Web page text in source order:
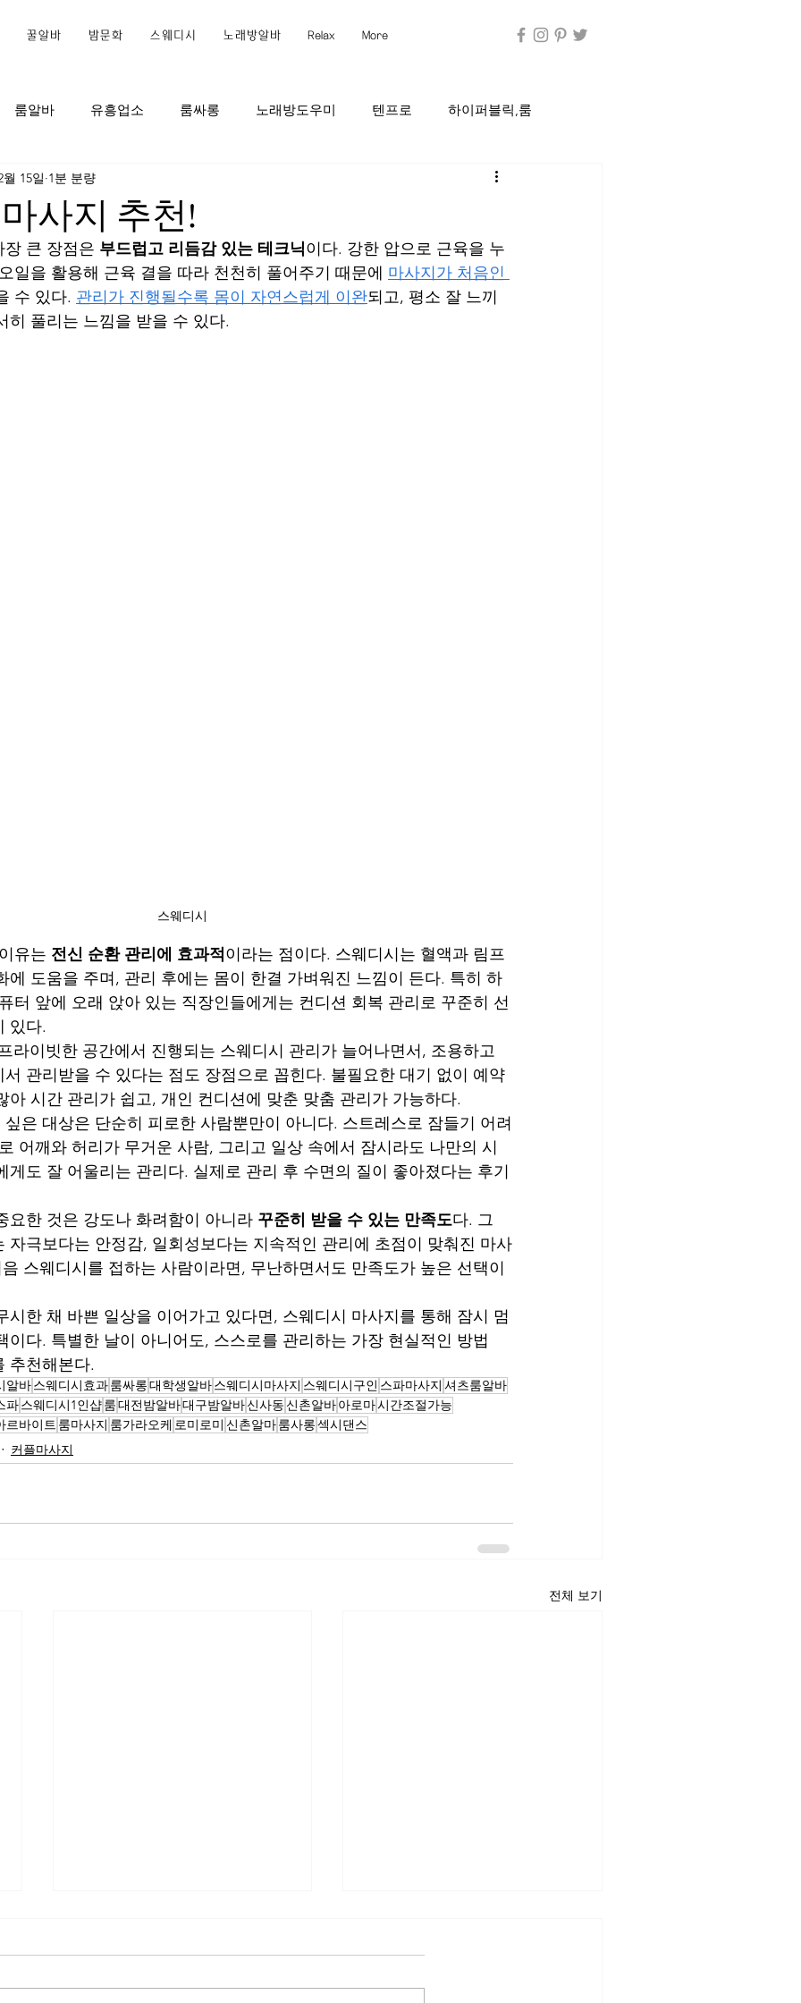
꿀알바 밤문화 스웨디시 노래방알바 Relax More
룸알바 유흥업소 룸싸롱 노래방도우미 텐프로 하이퍼블릭,룸
바이트 밤아르바이트
트 안전한아르바이트 경험아르바이트 하이퍼블릭 정통룸싸롱
라오케 강남스웨디시 논현동스웨디시
사지 추천!
월 15일 1분 분량
장 큰 장점은 부드럽고 리듬감 있는 테크닉이다. 강한 압으로 근육을 누
일을 활용해 근육 결을 따라 천천히 풀어주기 때문에 마사지가 처음인
수 있다. 관리가 진행될수록 몸이 자연스럽게 이완되고, 평소 잘 느끼
히 풀리는 느낌을 받을 수 있다.
스웨디시
유는 전신 순환 관리에 효과적 이라는 점이다. 스웨디시는 혈액과 림프
에 도움을 주며, 관리 후에는 몸이 한결 가벼워진 느낌이 든다. 특히 하
터 앞에 오래 앉아 있는 직장인들에게는 컨디션 회복 관리로 꾸준히 선
있다.
라이빗한 공간에서 진행되는 스웨디시 관리가 늘어나면서, 조용하고
관리받을 수 있다는 점도 장점으로 꼽힌다. 불필요한 대기 없이 예약
아 시간 관리가 쉽고, 개인 컨디션에 맞춘 맞춤 관리가 가능하다.
은 대상은 단순히 피로한 사람뿐만이 아니다. 스트레스로 잠들기 어려
어깨와 허리가 무거운 사람, 그리고 일상 속에서 잠시라도 나만의 시
게도 잘 어울리는 관리다. 실제로 관리 후 수면의 질이 좋아졌다는 후기
요한 것은 강도나 화려함이 아니라 꾸준히 받을 수 있는 만족도다. 그
자극보다는 안정감, 일회성보다는 지속적인 관리에 초점이 맞춰진 마사
스웨디시를 접하는 사람이라면, 무난하면서도 만족도가 높은 선택이
시한 채 바쁜 일상을 이어가고 있다면, 스웨디시 마사지를 통해 잠시 멈
이다. 특별한 날이 아니어도, 스스로를 관리하는 가장 현실적인 방법
추천해본다.
알바스웨디시효과룸싸롱대학생알바스웨디시마사지 스웨디시구인 스파마사지 셔츠룸알바
파스웨디시1인샵룸대전밤알바대구밤알바신사동 신촌알바아로마시간조절가능
르바이트 룸마사지 룸가라오케 로미로미 신촌알마룸사롱섹시댄스
커플마사지
전체 보기